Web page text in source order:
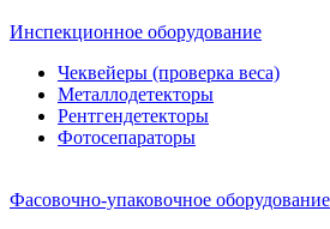
Инспекционное оборудование
Чеквейеры (проверка веса)
Металлодетекторы
Рентгендетекторы
Фотосепараторы
Фасовочно-упаковочное оборудование